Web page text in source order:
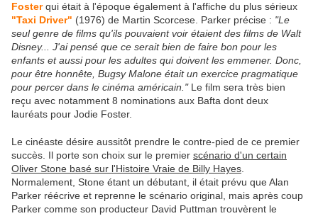
Fosterqui était à l'époque également à l'affiche du plus sérieux
"Taxi Driver" (1976) de Martin Scorcese. Parker précise : "Le
seul genre de films qu'ils pouvaient voir étaient des films de Walt
Disney... J'ai pensé que ce serait bien de faire bon pour les
enfants et aussi pour les adultes qui doivent les emmener. Donc,
pour être honnête, Bugsy Malone était un exercice pragmatique
pour percer dans le cinéma américain."Le film sera très bien
reçu avec notamment 8 nominations aux Bafta dont deux
lauréats pour Jodie Foster.
Le cinéaste désire aussitôt prendre le contre-pied de ce premier
succès. Il porte son choix sur le premier scénario d'un certain
Oliver Stone basé sur l'Histoire Vraie de Billy Hayes
Normalement, Stone étant un débutant, il était prévu que Alan
Parker réécrive et reprenne le scénario original, mais après coup
Parker comme son producteur David Puttman trouvèrent le